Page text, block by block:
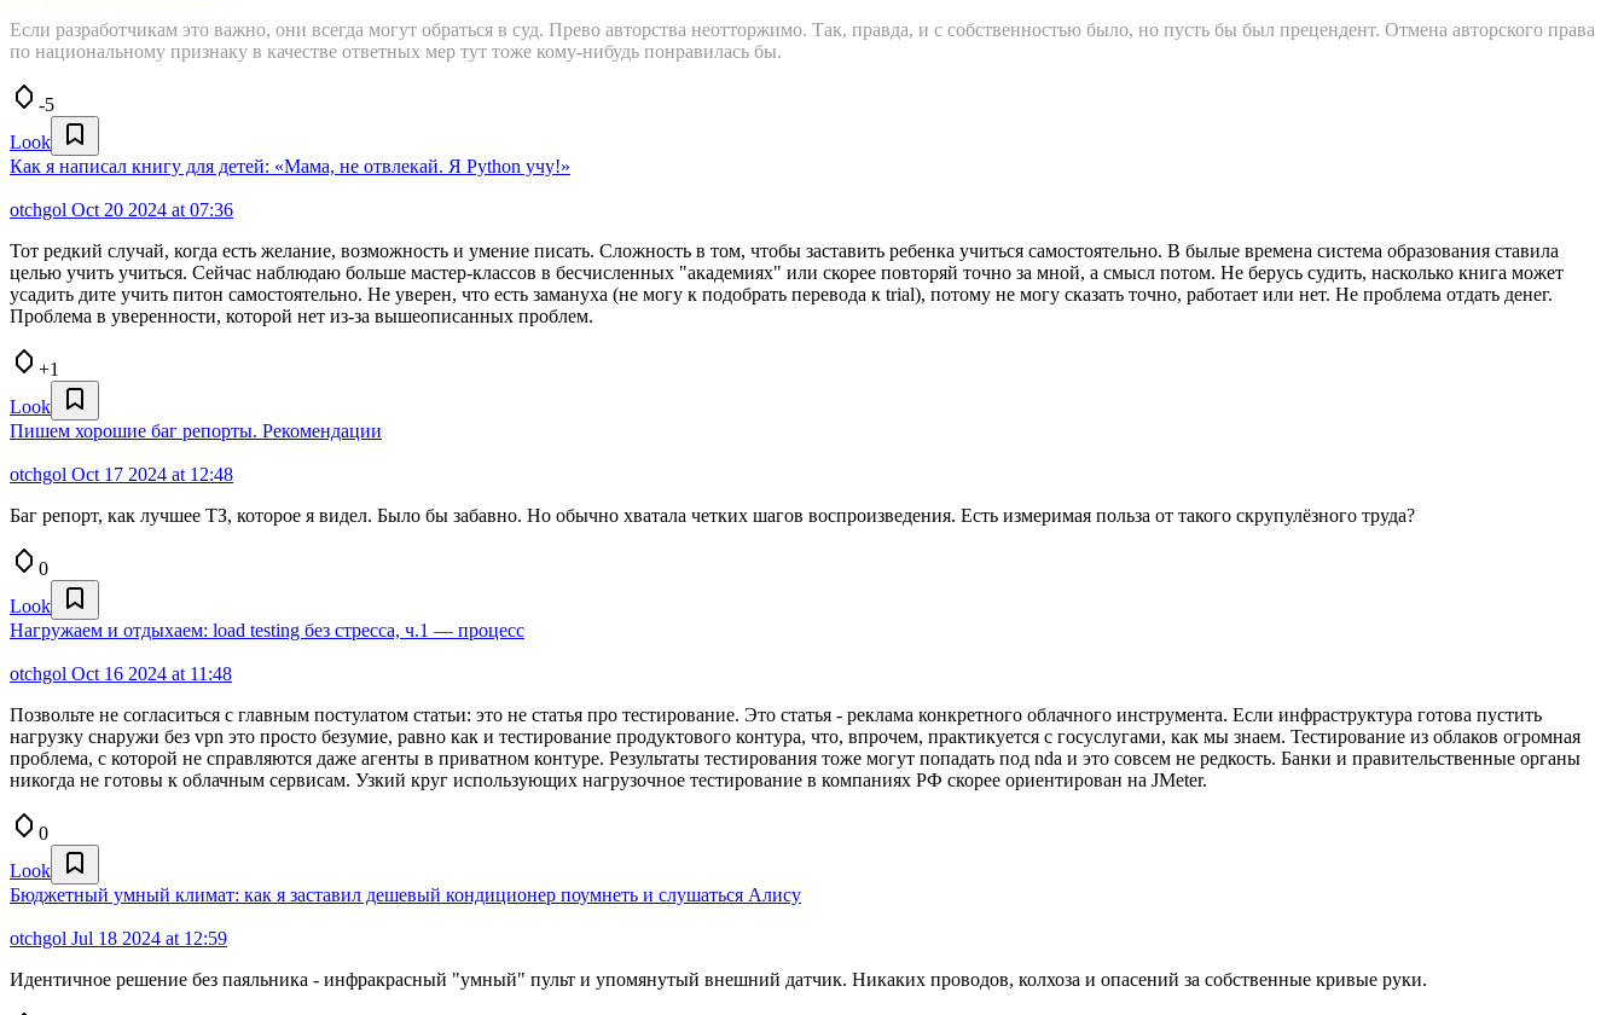
Если разработчикам это важно, они всегда могут обраться в суд. Прево авторства неотторжимо. Так, правда, и с собственностью было, но пусть бы был прецендент. Отмена авторского права
по национальному признаку в качестве ответных мер тут тоже кому-нибудь понравилась бы.
-5
Look
Как я написал книгу для детей: «Мама, не отвлекай. Я Python учу!»
otchgol Oct 20 2024 at 07:36
Тот редкий случай, когда есть желание, возможность и умение писать. Сложность в том, чтобы заставить ребенка учиться самостоятельно. В былые времена система образования ставила
целью учить учиться. Сейчас наблюдаю больше мастер-классов в бесчисленных "академиях" или скорее повторяй точно за мной, а смысл потом. Не берусь судить, насколько книга может
усадить дите учить питон самостоятельно. Не уверен, что есть замануха (не могу к подобрать перевода к trial), потому не могу сказать точно, работает или нет. Не проблема отдать денег.
Проблема в уверенности, которой нет из-за вышеописанных проблем.
+1
Look
Пишем хорошие баг репорты. Рекомендации
otchgol Oct 17 2024 at 12:48
Баг репорт, как лучшее ТЗ, которое я видел. Было бы забавно. Но обычно хватала четких шагов воспроизведения. Есть измеримая польза от такого скрупулёзного труда?
0
Look
Нагружаем и отдыхаем: load testing без стресса, ч.1 — процесс
otchgol Oct 16 2024 at 11:48
Позвольте не согласиться с главным постулатом статьи: это не статья про тестирование. Это статья - реклама конкретного облачного инструмента. Если инфраструктура готова пустить
нагрузку снаружи без vpn это просто безумие, равно как и тестирование продуктового контура, что, впрочем, практикуется с госуслугами, как мы знаем. Тестирование из облаков огромная
проблема, с которой не справляются даже агенты в приватном контуре. Результаты тестирования тоже могут попадать под nda и это совсем не редкость. Банки и правительственные органы
никогда не готовы к облачным сервисам. Узкий круг использующих нагрузочное тестирование в компаниях РФ скорее ориентирован на JMeter.
0
Look
Бюджетный умный климат: как я заставил дешевый кондиционер поумнеть и слушаться Алису
otchgol Jul 18 2024 at 12:59
Идентичное решение без паяльника - инфракрасный "умный" пульт и упомянутый внешний датчик. Никаких проводов, колхоза и опасений за собственные кривые руки.